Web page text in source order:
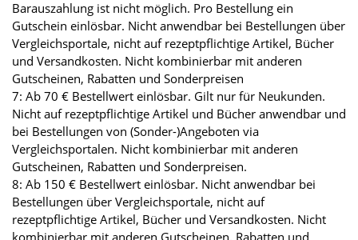
Barauszahlung ist nicht möglich. Pro Bestellung ein
Gutschein einlösbar. Nicht anwendbar bei Bestellungen über
Vergleichsportale, nicht auf rezeptpflichtige Artikel, Bücher
und Versandkosten. Nicht kombinierbar mit anderen
Gutscheinen, Rabatten und Sonderpreisen
7: Ab 70 € Bestellwert einlösbar. Gilt nur für Neukunden.
Nicht auf rezeptpflichtige Artikel und Bücher anwendbar und
bei Bestellungen von (Sonder-)Angeboten via
Vergleichsportalen. Nicht kombinierbar mit anderen
Gutscheinen, Rabatten und Sonderpreisen.
8: Ab 150 € Bestellwert einlösbar. Nicht anwendbar bei
Bestellungen über Vergleichsportale, nicht auf
rezeptpflichtige Artikel, Bücher und Versandkosten. Nicht